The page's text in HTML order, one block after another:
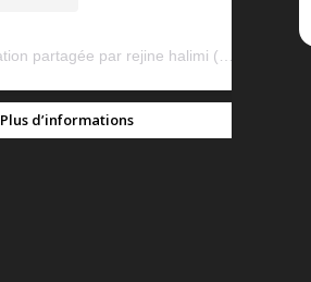
Plus d’informations